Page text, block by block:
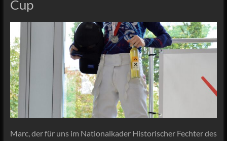
Cup
Marc, der für uns im Nationalkader Historischer Fechter des